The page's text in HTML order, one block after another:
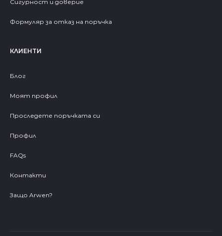
Сигурност и доверие
Формуляр за отказ на поръчка
КЛИЕНТИ
Блог
Моят профил
Проследете поръчката си
Профил
FAQs
Контакти
Защо Arwen?